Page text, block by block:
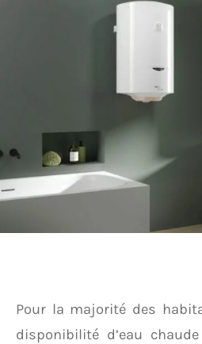
Pour la majorité des
disponibilité d’eau